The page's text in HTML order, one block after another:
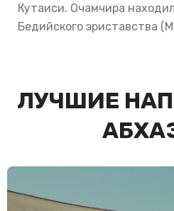
Кутаиси. Очамчира
Бедийского эриставства
ЛУЧШИЕ